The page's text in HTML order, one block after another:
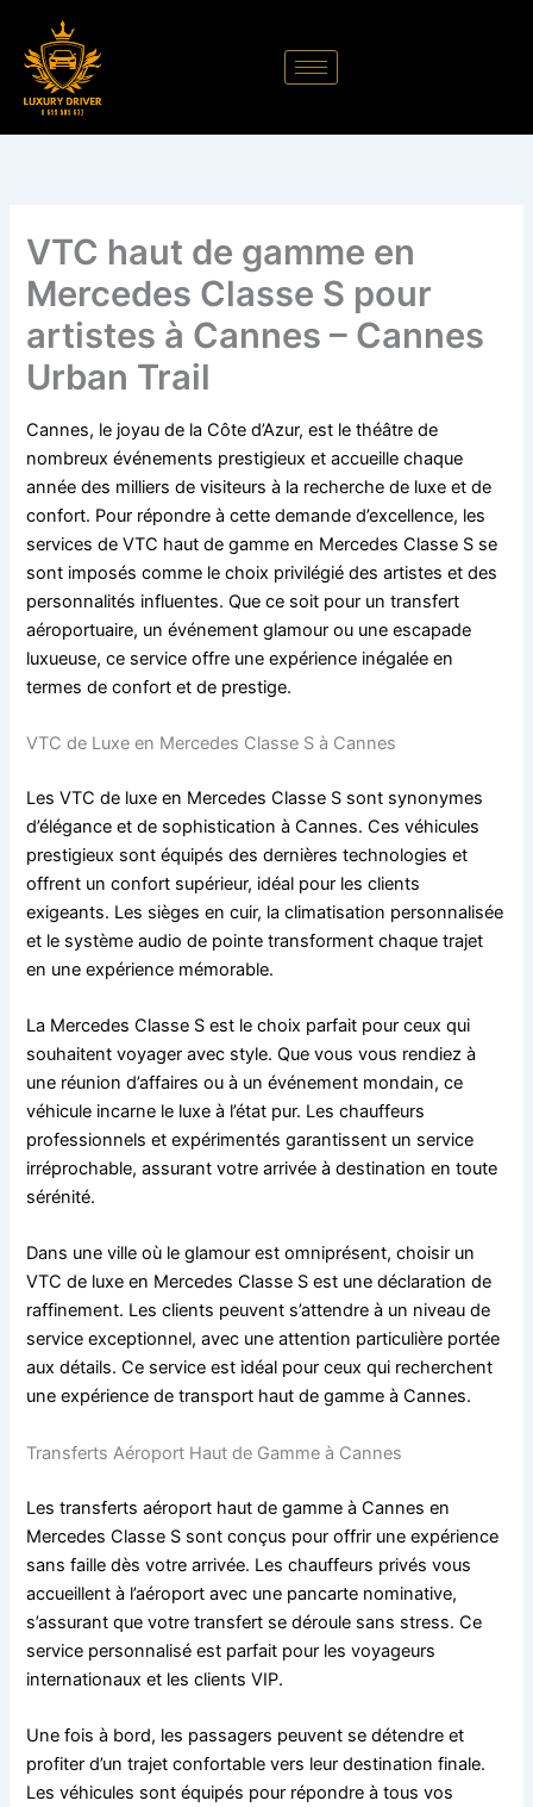
contenu
VTC haut de gamme en
Mercedes Classe S pour
artistes à Cannes – Cannes
Urban Trail
Cannes, le joyau de la Côte d’Azur, est le théâtre de
nombreux événements prestigieux et accueille chaque
année des milliers de visiteurs à la recherche de luxe et de
confort. Pour répondre à cette demande d’excellence, les
services de VTC haut de gamme en Mercedes Classe S se
sont imposés comme le choix privilégié des artistes et des
personnalités influentes. Que ce soit pour un transfert
aéroportuaire, un événement glamour ou une escapade
luxueuse, ce service offre une expérience inégalée en
termes de confort et de prestige.
VTC de Luxe en Mercedes Classe S à Cannes
Les VTC de luxe en Mercedes Classe S sont synonymes
d’élégance et de sophistication à Cannes. Ces véhicules
prestigieux sont équipés des dernières technologies et
offrent un confort supérieur, idéal pour les clients
exigeants. Les sièges en cuir, la climatisation personnalisée
et le système audio de pointe transforment chaque trajet
en une expérience mémorable.
La Mercedes Classe S est le choix parfait pour ceux qui
souhaitent voyager avec style. Que vous vous rendiez à
une réunion d’affaires ou à un événement mondain, ce
véhicule incarne le luxe à l’état pur. Les chauffeurs
professionnels et expérimentés garantissent un service
irréprochable, assurant votre arrivée à destination en toute
sérénité.
Dans une ville où le glamour est omniprésent, choisir un
VTC de luxe en Mercedes Classe S est une déclaration de
raffinement. Les clients peuvent s’attendre à un niveau de
service exceptionnel, avec une attention particulière portée
aux détails. Ce service est idéal pour ceux qui recherchent
une expérience de transport haut de gamme à Cannes.
Transferts Aéroport Haut de Gamme à Cannes
Les transferts aéroport haut de gamme à Cannes en
Mercedes Classe S sont conçus pour offrir une expérience
sans faille dès votre arrivée. Les chauffeurs privés vous
accueillent à l’aéroport avec une pancarte nominative,
s’assurant que votre transfert se déroule sans stress. Ce
service personnalisé est parfait pour les voyageurs
internationaux et les clients VIP.
Une fois à bord, les passagers peuvent se détendre et
profiter d’un trajet confortable vers leur destination finale.
Les véhicules sont équipés pour répondre à tous vos